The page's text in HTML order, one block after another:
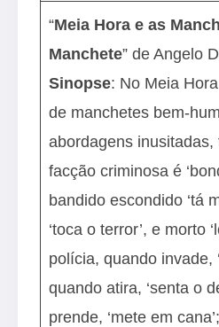
“Meia Hora e as
Manchete” de Angelo
Sinopse: No Meia
de manchetes bem-
abordagens inusitadas,
facção criminosa é
bandido escondido ‘tá
‘toca o terror’, e morto
polícia, quando invade,
quando atira, ‘senta o
prende, ‘mete em